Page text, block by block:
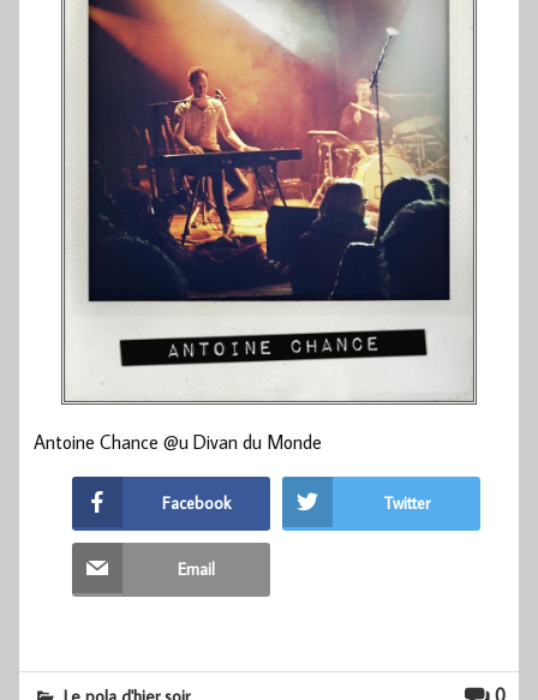
Antoine Chance @u Divan du Monde
Facebook Twitter
Email
0
Le pola d'hier soir